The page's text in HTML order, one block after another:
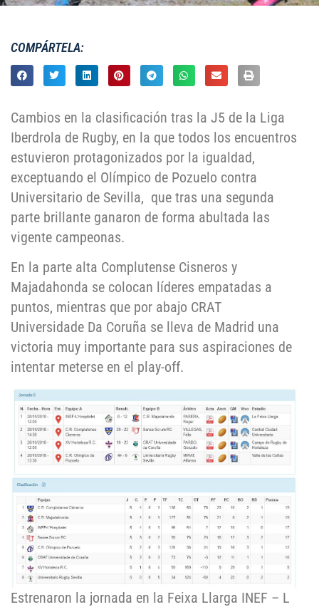
COMPÁRTELA:
Cambios en la clasificación tras la J5 de la Liga
Iberdrola de Rugby, en la que todos los encuentros
estuvieron protagonizados por la igualdad,
exceptuando el Olímpico de Pozuelo contra
Universitario de Sevilla, que tras una segunda
parte brillante ganaron de forma abultada las
vigente campeonas.
En la parte alta Complutense Cisneros y
Majadahonda se colocan líderes empatadas a
puntos, mientras que por abajo CRAT
Universidade Da Coruña se lleva de Madrid una
victoria muy importante para sus aspiraciones de
intentar meterse en el play-off.
Estrenaron la jornada en la Feixa Llarga INEF – L